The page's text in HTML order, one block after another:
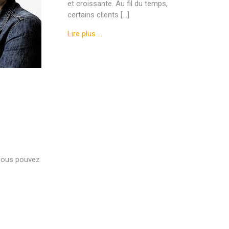
pouvez
et croissante. Au fil du temps,
certains clients […]
Lire plus …